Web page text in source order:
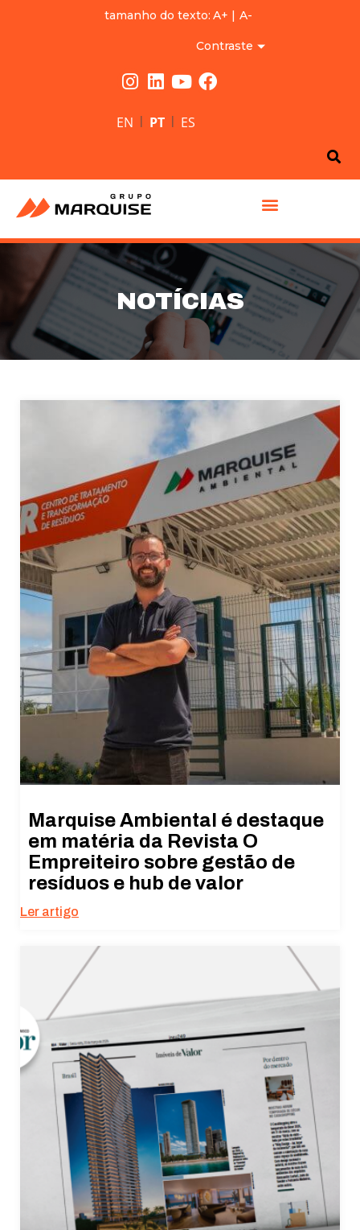
tamanho do texto: A+ | A-
Contraste
EN | PT | ES
NOTÍCIAS
Marquise Ambiental é destaque
em matéria da Revista O
Empreiteiro sobre gestão de
resíduos e hub de valor
Ler artigo